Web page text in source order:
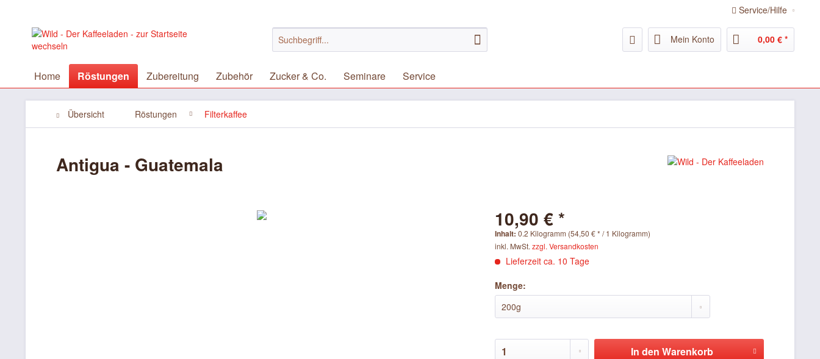
Service/Hilfe
Mein Konto 0,00 € *
Home Röstungen Zubereitung Zubehör Zucker & Co. Seminare Service
Übersicht Röstungen Filterkaffee
Antigua - Guatemala
10,90 € *
Inhalt:0.2 Kilogramm (54,50 € * / 1 Kilogramm)
inkl. MwSt.zzgl. Versandkosten
Lieferzeit ca. 10 Tage
Menge:
In den Warenkorb